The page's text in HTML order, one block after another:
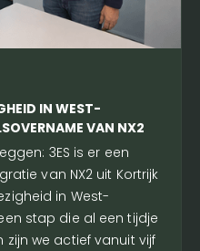
IN WEST-
VAN NX2
3ES is er een
van NX2 uit Kortrijk
in West-
stap die al een tijdje
we actief vanuit vijf